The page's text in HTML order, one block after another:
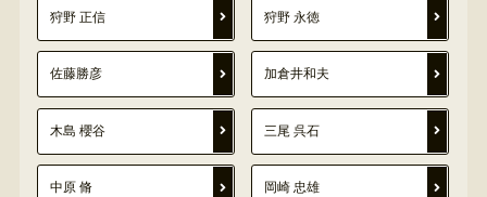
狩野 正信 狩野 永徳
佐藤勝彦 加倉井和夫
木島 櫻谷 三尾 呉石
中原 脩 岡崎 忠雄